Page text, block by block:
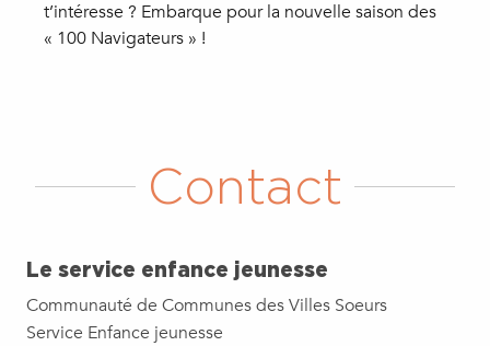
t’intéresse ? Embarque pour la nouvelle saison des
« 100 Navigateurs » !
Contact
Le service enfance jeunesse
Communauté de Communes des Villes Soeurs
Service Enfance jeunesse